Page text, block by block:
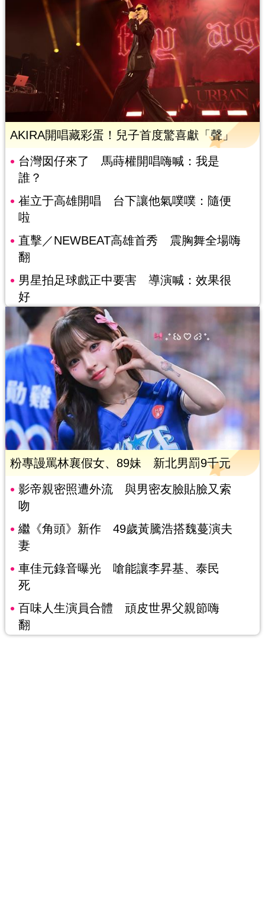
AKIRA開唱藏彩蛋！兒子首度驚喜獻「聲」
台灣囡仔來了 馬蒔權開唱嗨喊：我是
誰？
崔立于高雄開唱 台下讓他氣噗噗：隨便
啦
直擊／NEWBEAT高雄首秀 震胸舞全場嗨
翻
男星拍足球戲正中要害 導演喊：效果很
好
粉專謾罵林襄假女、89妹 新北男罰9千元
影帝親密照遭外流 與男密友臉貼臉又索
吻
繼《角頭》新作 49歲黃騰浩搭魏蔓演夫
妻
車佳元錄音曝光 嗆能讓李昇基、泰民
死
百味人生演員合體 頑皮世界父親節嗨
翻